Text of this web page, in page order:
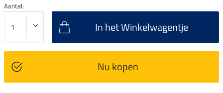
Aantal:
In het Winkelwagentje
Nu kopen